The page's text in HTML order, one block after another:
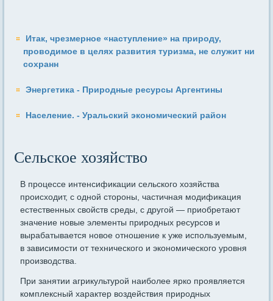
Итак, чрезмерное «наступление» на природу,
проводимое в целях развития туризма, не служит ни
сохранн
Энергетика - Природные ресурсы Аргентины
Население. - Уральский экономический район
Сельское хозяйство
В процессе интенсификации сельского хозяйства
происходит, с одной стороны, частичная модификация
естественных свойств среды, с другой — приобретают
значение новые элементы природных ре­сурсов и
вырабатывается новое отношение к уже используемым,
в зависимости от технического и экономического уровня
производства.
При занятии агрикультурой наиболее ярко проявляется
комп­лексный характер воздействия природных